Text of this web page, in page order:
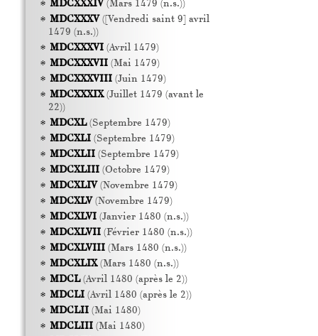
MDCXXXIV(Mars 1479 (n.s.))
MDCXXXV([Vendredi saint 9] avril
1479 (n.s.))
MDCXXXVI(Avril 1479)
MDCXXXVII(Mai 1479)
MDCXXXVIII(Juin 1479)
MDCXXXIX(Juillet 1479 (avant le
22))
MDCXL(Septembre 1479)
MDCXLI(Septembre 1479)
MDCXLII(Septembre 1479)
MDCXLIII(Octobre 1479)
MDCXLIV(Novembre 1479)
MDCXLV(Novembre 1479)
MDCXLVI(Janvier 1480 (n.s.))
MDCXLVII(Février 1480 (n.s.))
MDCXLVIII(Mars 1480 (n.s.))
MDCXLIX(Mars 1480 (n.s.))
MDCL(Avril 1480 (après le 2))
MDCLI(Avril 1480 (après le 2))
MDCLII(Mai 1480)
MDCLIII(Mai 1480)